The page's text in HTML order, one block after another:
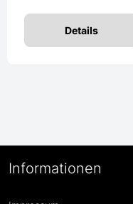
Details
Informationen